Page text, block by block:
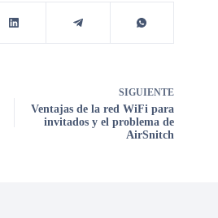
SIGUIENTE
Ventajas de la red WiFi para
invitados y el problema de
AirSnitch